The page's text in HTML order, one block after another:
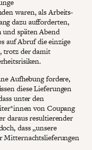
waren, als Arbeits-
dazu aufforderten,
späten Abend
auf Abruf die einzige
trotz der damit
Aufhebung fordere,
diese Lieferungen
unter den
von Coupang
daraus resultierender
dass „unsere
Mitternachtslieferungen